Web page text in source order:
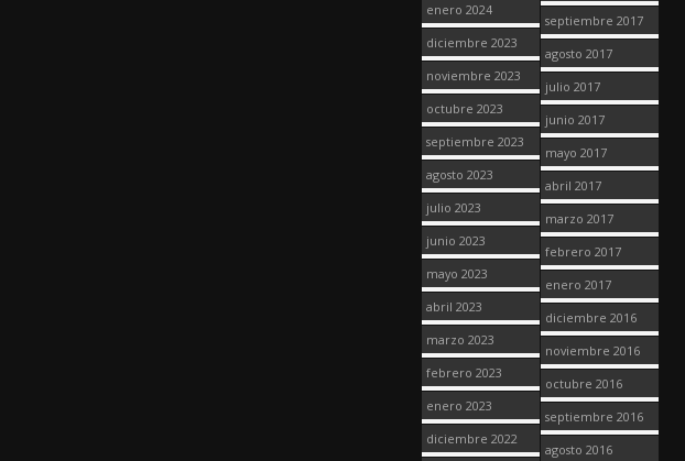
enero 2024
diciembre 2023
noviembre 2023
octubre 2023
septiembre 2023
agosto 2023
julio 2023
junio 2023
mayo 2023
abril 2023
marzo 2023
febrero 2023
enero 2023
diciembre 2022
septiembre 2017
agosto 2017
julio 2017
junio 2017
mayo 2017
abril 2017
marzo 2017
febrero 2017
enero 2017
diciembre 2016
noviembre 2016
octubre 2016
septiembre 2016
agosto 2016